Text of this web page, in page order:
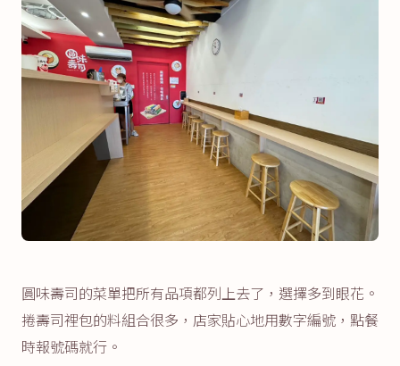
圓味壽司的菜單把所有品項都列上去了，選擇多到眼花。
捲壽司裡包的料組合很多，店家貼心地用數字編號，點餐
時報號碼就行。